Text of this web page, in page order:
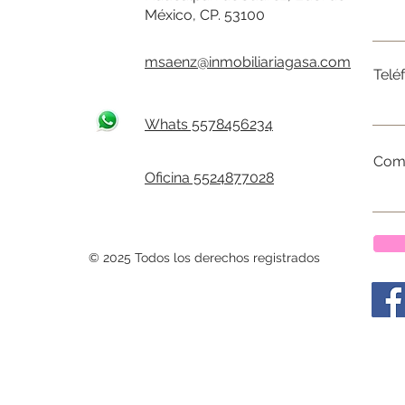
México, CP. 53100
msaenz@inmobiliariagasa.com
Whats 5578456234
Oficina 5524877028
© 2025 Todos los derechos registrados